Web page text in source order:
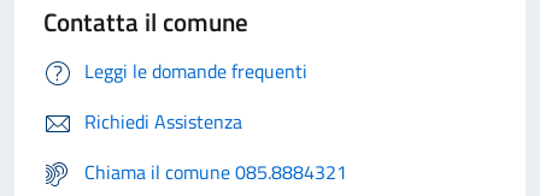
Contatta il comune
Leggi le domande frequenti
Richiedi Assistenza
Chiama il comune 085.8884321